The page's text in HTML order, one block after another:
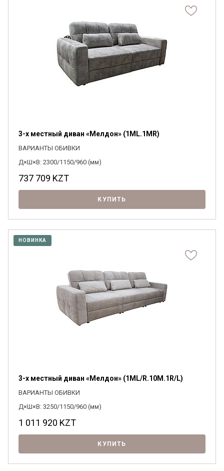
3-х местный диван «Мелдон» (1ML.1MR)
ВАРИАНТЫ ОБИВКИ
Д×Ш×В: 2300/1150/960 (мм)
737 709 KZT
КУПИТЬ
НОВИНКА
3-х местный диван «Мелдон» (1ML/R.10M.1R/L)
ВАРИАНТЫ ОБИВКИ
Д×Ш×В: 3250/1150/960 (мм)
1 011 920 KZT
КУПИТЬ